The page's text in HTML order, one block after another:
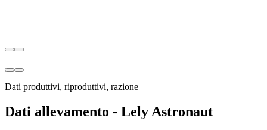
Dati produttivi, riproduttivi, razione
Dati allevamento - Lely Astronaut